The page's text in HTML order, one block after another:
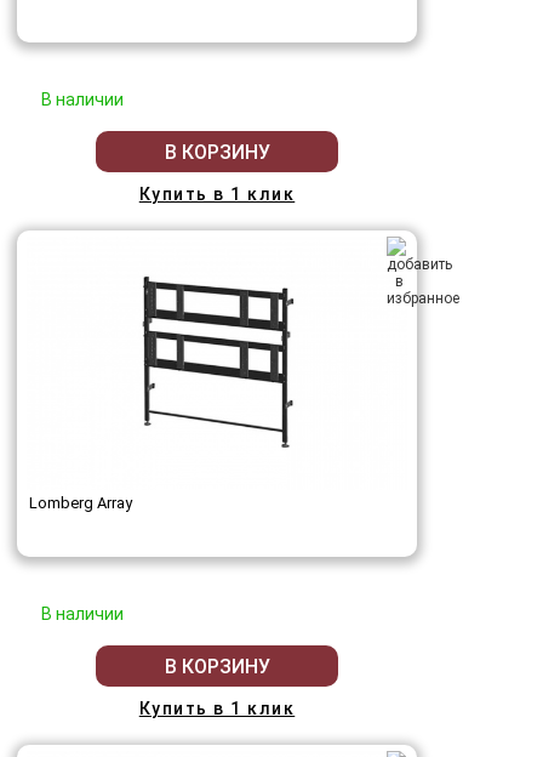
В наличии
В КОРЗИНУ
Купить в 1 клик
Lomberg Array
В наличии
В КОРЗИНУ
Купить в 1 клик